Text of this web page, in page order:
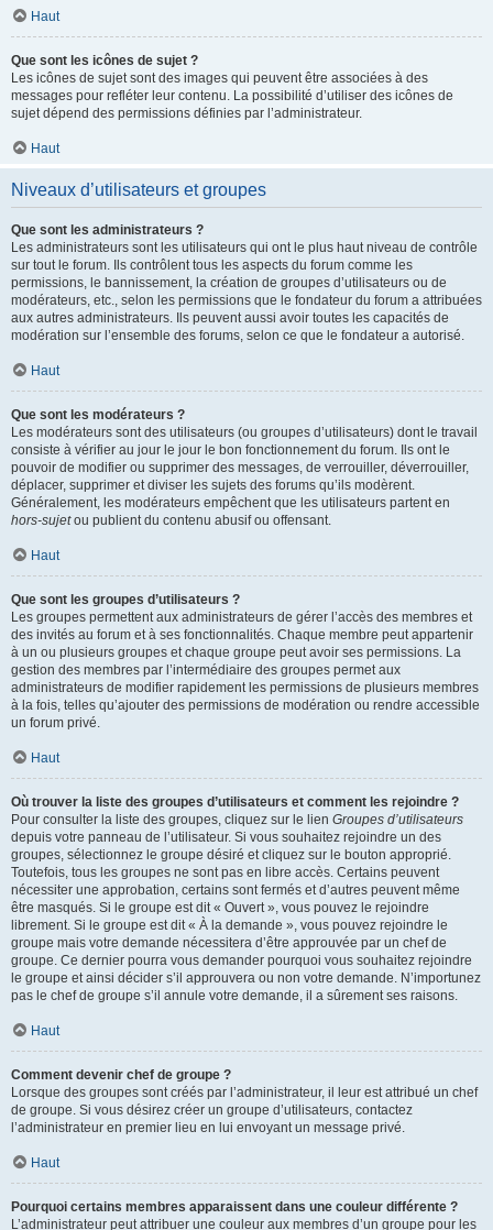
Haut
Que sont les icônes de sujet ?
Les icônes de sujet sont des images qui peuvent être associées à des
messages pour refléter leur contenu. La possibilité d’utiliser des icônes de
sujet dépend des permissions définies par l’administrateur.
Haut
Niveaux d’utilisateurs et groupes
Que sont les administrateurs ?
Les administrateurs sont les utilisateurs qui ont le plus haut niveau de contrôle
sur tout le forum. Ils contrôlent tous les aspects du forum comme les
permissions, le bannissement, la création de groupes d’utilisateurs ou de
modérateurs, etc., selon les permissions que le fondateur du forum a attribuées
aux autres administrateurs. Ils peuvent aussi avoir toutes les capacités de
modération sur l’ensemble des forums, selon ce que le fondateur a autorisé.
Haut
Que sont les modérateurs ?
Les modérateurs sont des utilisateurs (ou groupes d’utilisateurs) dont le travail
consiste à vérifier au jour le jour le bon fonctionnement du forum. Ils ont le
pouvoir de modifier ou supprimer des messages, de verrouiller, déverrouiller,
déplacer, supprimer et diviser les sujets des forums qu’ils modèrent.
Généralement, les modérateurs empêchent que les utilisateurs partent en
hors-sujetou publient du contenu abusif ou offensant.
Haut
Que sont les groupes d’utilisateurs ?
Les groupes permettent aux administrateurs de gérer l’accès des membres et
des invités au forum et à ses fonctionnalités. Chaque membre peut appartenir
à un ou plusieurs groupes et chaque groupe peut avoir ses permissions. La
gestion des membres par l’intermédiaire des groupes permet aux
administrateurs de modifier rapidement les permissions de plusieurs membres
à la fois, telles qu’ajouter des permissions de modération ou rendre accessible
un forum privé.
Haut
Où trouver la liste des groupes d’utilisateurs et comment les rejoindre ?
Pour consulter la liste des groupes, cliquez sur le lien Groupes d’utilisateurs
depuis votre panneau de l’utilisateur. Si vous souhaitez rejoindre un des
groupes, sélectionnez le groupe désiré et cliquez sur le bouton approprié.
Toutefois, tous les groupes ne sont pas en libre accès. Certains peuvent
nécessiter une approbation, certains sont fermés et d’autres peuvent même
être masqués. Si le groupe est dit « Ouvert », vous pouvez le rejoindre
librement. Si le groupe est dit « À la demande », vous pouvez rejoindre le
groupe mais votre demande nécessitera d’être approuvée par un chef de
groupe. Ce dernier pourra vous demander pourquoi vous souhaitez rejoindre
le groupe et ainsi décider s’il approuvera ou non votre demande. N’importunez
pas le chef de groupe s’il annule votre demande, il a sûrement ses raisons.
Haut
Comment devenir chef de groupe ?
Lorsque des groupes sont créés par l’administrateur, il leur est attribué un chef
de groupe. Si vous désirez créer un groupe d’utilisateurs, contactez
l’administrateur en premier lieu en lui envoyant un message privé.
Haut
Pourquoi certains membres apparaissent dans une couleur différente ?
L’administrateur peut attribuer une couleur aux membres d’un groupe pour les